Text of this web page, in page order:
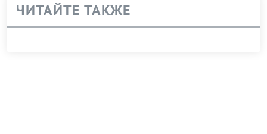
ЧИТАЙТЕ ТАКЖЕ